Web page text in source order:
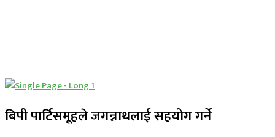
बिपी पार्टिसमूहले जगन्नाथलाई सहयोग गर्ने